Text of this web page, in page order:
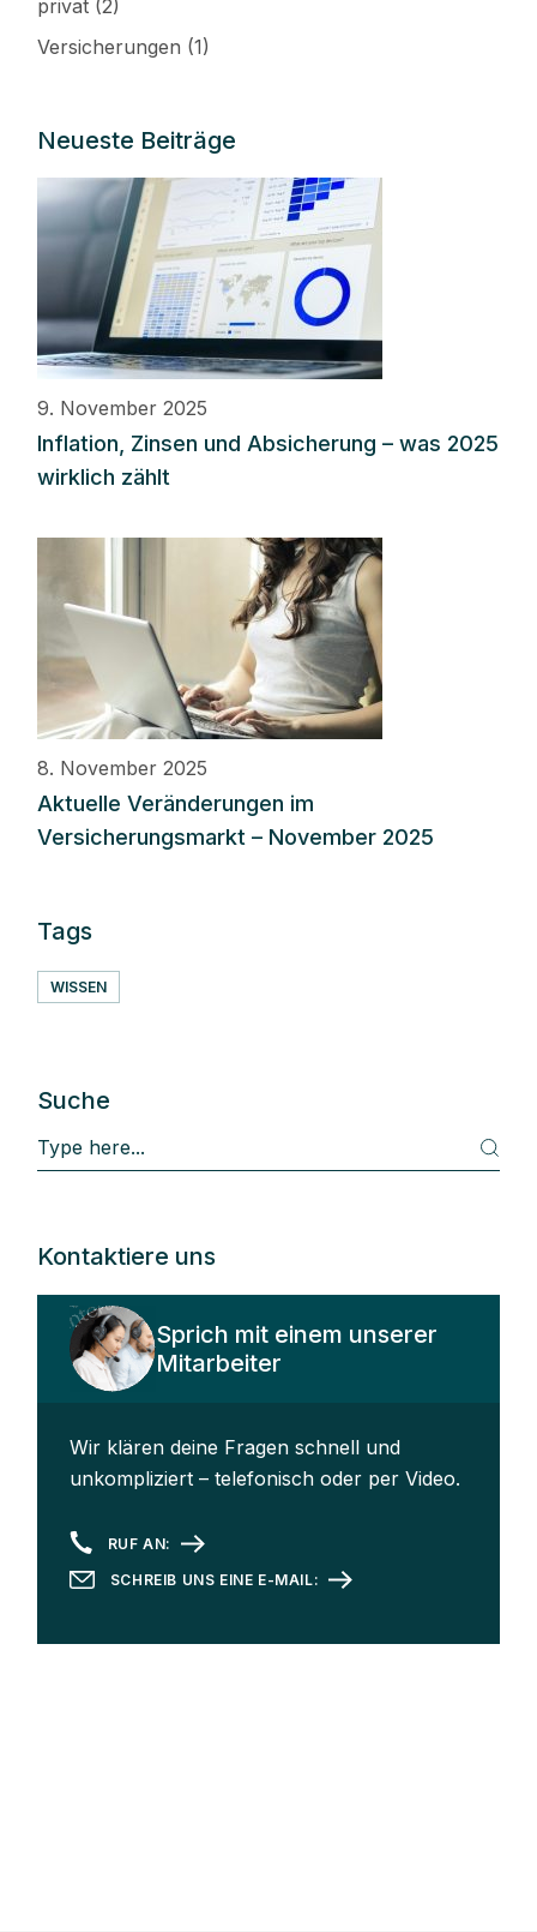
privat (2)
Versicherungen (1)
Neueste Beiträge
9. November 2025
Inflation, Zinsen und Absicherung – was 2025
wirklich zählt
8. November 2025
Aktuelle Veränderungen im
Versicherungsmarkt – November 2025
Tags
WISSEN
Suche
e
a
Kontaktiere uns
Sprich mit einem unserer
Mitarbeiter
Wir klären deine Fragen schnell und
unkompliziert – telefonisch oder per Video.
RUF AN:
SCHREIB UNS EINE E-MAIL: